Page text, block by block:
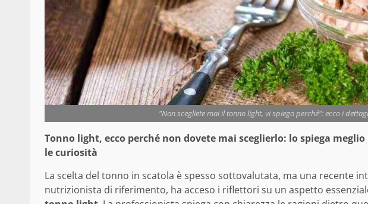
"Non scegliete mai il tonno light, vi spiego perché": ecco i
Tonno light, ecco perché non dovete mai sceglierlo: lo spiega
le curiosità
La scelta del tonno in scatola è spesso sottovalutata, ma una recente
nutrizionista di riferimento, ha acceso i riflettori su un aspetto